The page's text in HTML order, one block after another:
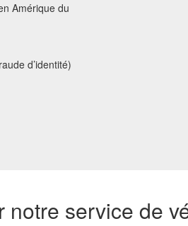
Amérique du
d’identité)
service de